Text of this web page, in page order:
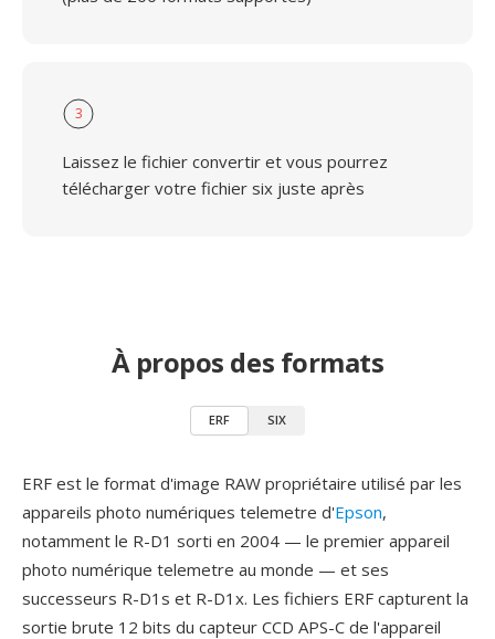
3
Laissez le fichier convertir et vous pourrez
télécharger votre fichier six juste après
À propos des formats
ERF SIX
ERF est le format d'image RAW propriétaire utilisé par les
appareils photo numériques telemetre d'Epson,
notamment le R-D1 sorti en 2004 — le premier appareil
photo numérique telemetre au monde — et ses
successeurs R-D1s et R-D1x. Les fichiers ERF capturent la
sortie brute 12 bits du capteur CCD APS-C de l'appareil